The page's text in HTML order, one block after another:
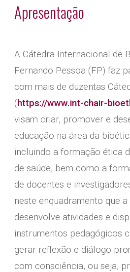
Apresentação
A Cátedra Internacional de
Fernando Pessoa (FP) faz
com mais de duzentas
(https://www.int-chair-
visam criar, promover e
educação na área da
incluindo a formação ética
de saúde, bem como a
de docentes e
neste enquadramento que a
desenvolve atividades e
instrumentos pedagógicos
gerar reflexão e diálogo
com consciência, ou seja,